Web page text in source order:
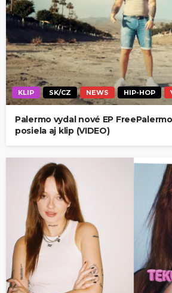
KLIP SK/CZ NEWS HIP-HOP
Palermo vydal nové EP
posiela aj klip (VIDEO)